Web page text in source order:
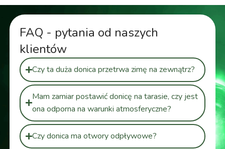
FAQ - pytania od naszych
klientów
Czy ta duża donica przetrwa zimę na zewnątrz?
Mam zamiar postawić donicę na tarasie, czy jest
ona odporna na warunki atmosferyczne?
Czy donica ma otwory odpływowe?